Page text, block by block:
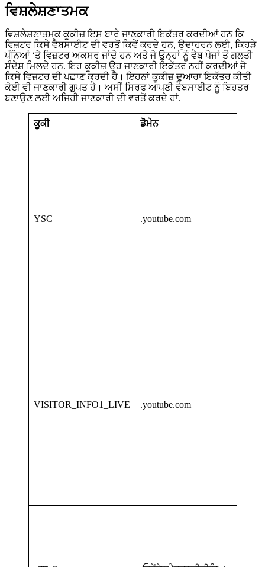
ਵਿਸ਼ਲੇਸ਼ਣਾਤਮਕ
ਵਿਸ਼ਲੇਸ਼ਣਾਤਮਕ ਕੂਕੀਜ਼ ਇਸ ਬਾਰੇ ਜਾਣਕਾਰੀ ਇਕੱਤਰ ਕਰਦੀਆਂ ਹਨ ਕਿ
ਵਿਜ਼ਟਰ ਕਿਸੇ ਵੈਬਸਾਈਟ ਦੀ ਵਰਤੋਂ ਕਿਵੇਂ ਕਰਦੇ ਹਨ, ਉਦਾਹਰਨ ਲਈ, ਕਿਹੜੇ
ਪੰਨਿਆਂ ‘ਤੇ ਵਿਜ਼ਟਰ ਅਕਸਰ ਜਾਂਦੇ ਹਨ ਅਤੇ ਜੇ ਉਨ੍ਹਾਂ ਨੂੰ ਵੈਬ ਪੇਜਾਂ ਤੋਂ ਗਲਤੀ
ਸੰਦੇਸ਼ ਮਿਲਦੇ ਹਨ. ਇਹ ਕੂਕੀਜ਼ ਉਹ ਜਾਣਕਾਰੀ ਇਕੱਤਰ ਨਹੀਂ ਕਰਦੀਆਂ ਜੋ
ਕਿਸੇ ਵਿਜ਼ਟਰ ਦੀ ਪਛਾਣ ਕਰਦੀ ਹੈ। ਇਹਨਾਂ ਕੂਕੀਜ਼ ਦੁਆਰਾ ਇਕੱਤਰ ਕੀਤੀ
ਕੋਈ ਵੀ ਜਾਣਕਾਰੀ ਗੁਪਤ ਹੈ। ਅਸੀਂ ਸਿਰਫ ਆਪਣੀ ਵੈਬਸਾਈਟ ਨੂੰ ਬਿਹਤਰ
ਬਣਾਉਣ ਲਈ ਅਜਿਹੀ ਜਾਣਕਾਰੀ ਦੀ ਵਰਤੋਂ ਕਰਦੇ ਹਾਂ.
ਕੂਕੀ ਡੋਮੇਨ
YSC .youtube.com
VISITOR_INFO1_LIVE .youtube.com